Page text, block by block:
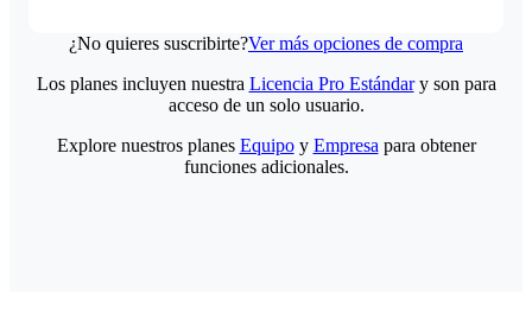
¿No quieres suscribirte?Ver más opciones de compra
Los planes incluyen nuestra Licencia Pro Estándary son para
acceso de un solo usuario.
Explore nuestros planes Equipoy Empresa para obtener
funciones adicionales.